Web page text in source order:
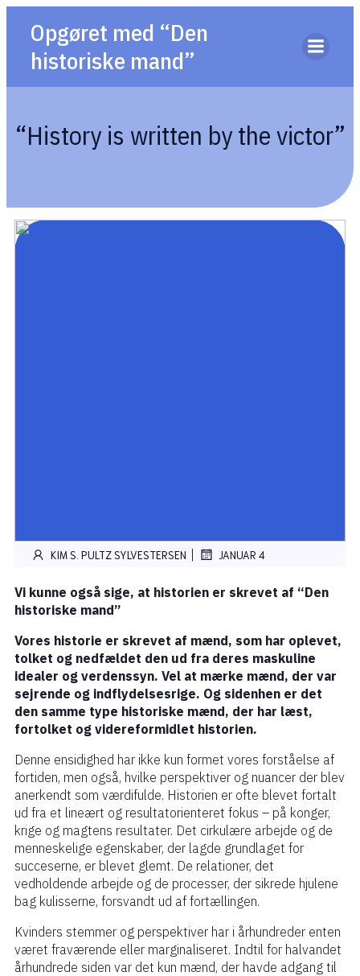
Opgøret med “Den
historiske mand”
“History is written by the victor”
KIM S. PULTZ SYLVESTERSEN JANUAR 4
Vi kunne også sige, at historien er skrevet af “Den
historiske mand”
Vores historie er skrevet af mænd, som har oplevet,
tolket og nedfældet den ud fra deres maskuline
idealer og verdenssyn. Vel at mærke mænd, der var
sejrende og indflydelsesrige. Og sidenhen er det
den samme type historiske mænd, der har læst,
fortolket og videreformidlet historien.
Denne ensidighed har ikke kun formet vores forståelse af
fortiden, men også, hvilke perspektiver og nuancer der blev
anerkendt som værdifulde. Historien er ofte blevet fortalt
ud fra et lineært og resultatorienteret fokus – på konger,
krige og magtens resultater. Det cirkulære arbejde og de
menneskelige egenskaber, der lagde grundlaget for
succeserne, er blevet glemt. De relationer, det
vedholdende arbejde og de processer, der sikrede hjulene
bag kulisserne, forsvandt ud af fortællingen.
Kvinders stemmer og perspektiver har i århundreder enten
været fraværende eller marginaliseret. Indtil for halvandet
århundrede siden var det kun mænd, der havde adgang til